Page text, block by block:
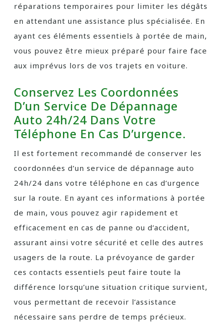
réparations temporaires pour limiter les dégâts
en attendant une assistance plus spécialisée. En
ayant ces éléments essentiels à portée de main,
vous pouvez être mieux préparé pour faire face
aux imprévus lors de vos trajets en voiture.
Conservez Les Coordonnées
D’un Service De Dépannage
Auto 24h/24 Dans Votre
Téléphone En Cas D’urgence.
Il est fortement recommandé de conserver les
coordonnées d’un service de dépannage auto
24h/24 dans votre téléphone en cas d’urgence
sur la route. En ayant ces informations à portée
de main, vous pouvez agir rapidement et
efficacement en cas de panne ou d’accident,
assurant ainsi votre sécurité et celle des autres
usagers de la route. La prévoyance de garder
ces contacts essentiels peut faire toute la
différence lorsqu’une situation critique survient,
vous permettant de recevoir l’assistance
nécessaire sans perdre de temps précieux.